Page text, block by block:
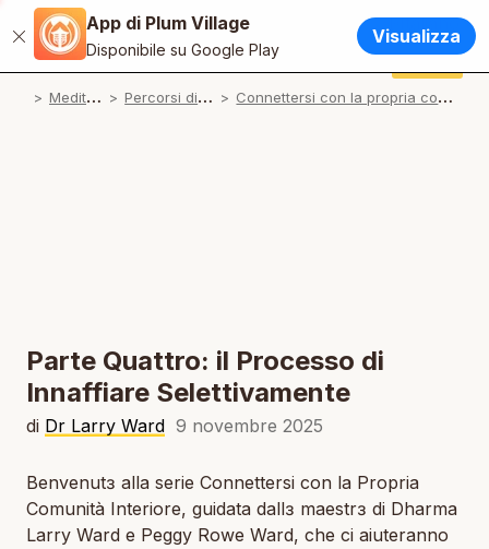
Chiudi
App di Plum Village
Disponibile su Google Play
Visualizza
Italiano
English / Inglese
Français / Francese
App di Plum Village
Dona
M
editazioni P
ercorsi di pratica C
onnettersi con la propria comunità interiore
Parte Quattro: il Processo di
Innaffiare Selettivamente
di Dr Larry Ward 9 novembre 2025
Benvenutɜ alla serie Connettersi con la Propria
Comunità Interiore, guidata dallɜ maestrɜ di Dharma
Larry Ward e Peggy Rowe Ward, che ci aiuteranno